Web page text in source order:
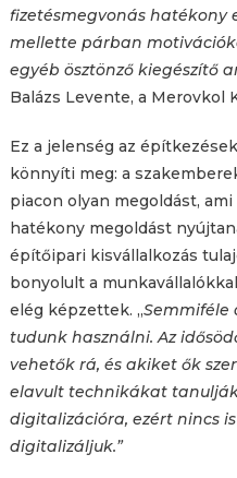
fizetésmegvonás hatékony
mellette párban
egyéb ösztönző kiegészítő
Balázs Levente, a Merovkol
Ez a jelenség az
könnyíti meg: a
piacon olyan megoldást,
hatékony megoldást
építőipari kisvállalkozás
bonyolult a
elég képzettek. „Semmiféle
tudunk használni. Az
vehetők rá, és akiket ők
elavult technikákat
digitalizációra, ezért nincs
digitalizáljuk.”